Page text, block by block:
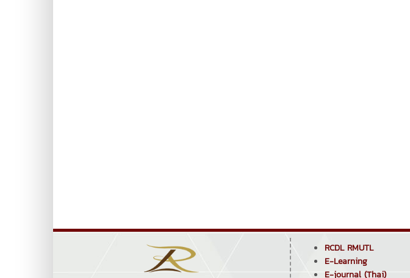
RCDL RMUTL
E-Learning
E-journal (Thai)